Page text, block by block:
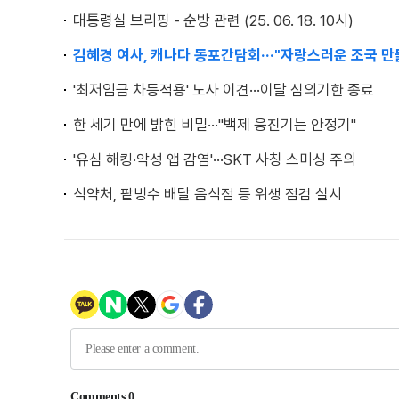
대통령실 브리핑 - 순방 관련 (25. 06. 18. 10시)
김혜경 여사, 캐나다 동포간담회···"자랑스러운 조국
'최저임금 차등적용' 노사 이견···이달 심의기한 종료
한 세기 만에 밝힌 비밀···"백제 웅진기는 안정기"
'유심 해킹·악성 앱 감염'···SKT 사칭 스미싱 주의
식약처, 팥빙수 배달 음식점 등 위생 점검 실시